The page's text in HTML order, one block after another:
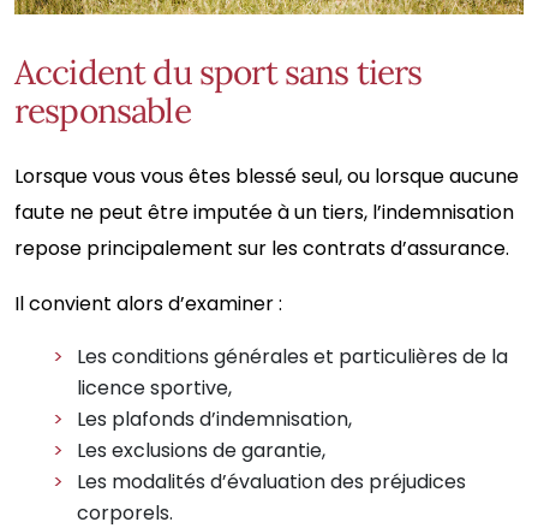
Accident du sport sans tiers
responsable
Lorsque vous vous êtes blessé seul, ou lorsque aucune
faute ne peut être imputée à un tiers, l’indemnisation
repose principalement sur les contrats d’assurance.
Il convient alors d’examiner :
Les conditions générales et particulières de la
licence sportive,
Les plafonds d’indemnisation,
Les exclusions de garantie,
Les modalités d’évaluation des préjudices
corporels.